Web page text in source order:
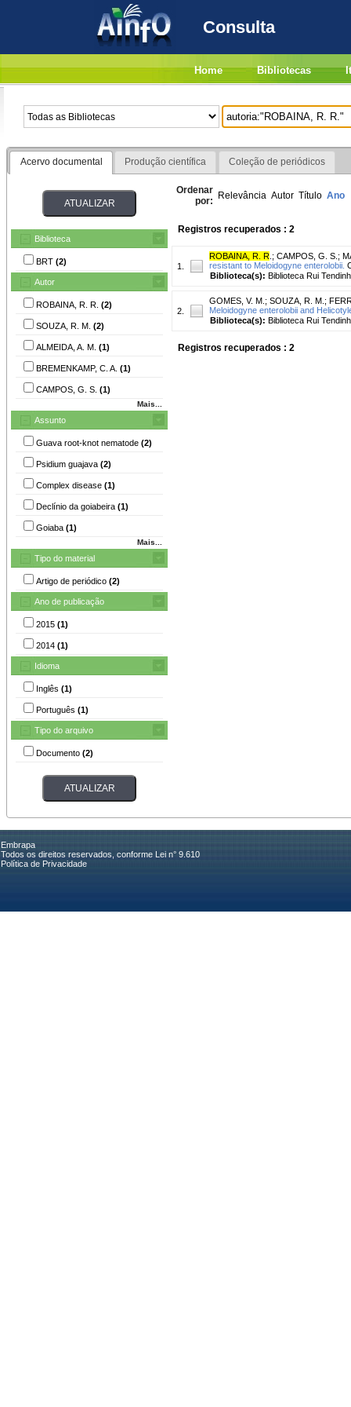
Consulta
Home Bibliotecas
Acervo documental Produção científica Coleção de periódicos
Biblioteca
BRT (2)
Autor
ROBAINA, R. R. (2)
SOUZA, R. M. (2)
ALMEIDA, A. M. (1)
BREMENKAMP, C. A. (1)
CAMPOS, G. S. (1)
Mais...
Assunto
Guava root-knot nematode (2)
Psidium guajava (2)
Complex disease (1)
Declínio da goiabeira (1)
Goiaba (1)
Mais...
Tipo do material
Artigo de periódico (2)
Ano de publicação
2015 (1)
2014 (1)
Idioma
Inglês (1)
Português (1)
Tipo do arquivo
Documento (2)
Ordenar
por: Relevância Autor Título Ano
Registros recuperados : 2
1.
ROBAINA, R. R ; CAMPOS, G. S. ;
resistant to Meloidogyne enterolobii.
Biblioteca(s): Biblioteca Rui
2.
GOMES, V. M. ; SOUZA, R. M. ;
Meloidogyne enterolobii and
Biblioteca(s): Biblioteca Rui
Registros recuperados : 2
Embrapa
Todos os direitos reservados, conforme Lei n° 9.610
Política de Privacidade